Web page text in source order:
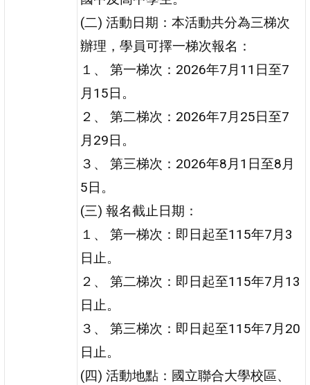
(二) 活動日期：本活動共分為三梯次
辦理，學員可擇一梯次報名：
１、 第一梯次：2026年7月11日至7
月15日。
２、 第二梯次：2026年7月25日至7
月29日。
３、 第三梯次：2026年8月1日至8月
5日。
(三) 報名截止日期：
１、 第一梯次：即日起至115年7月3
日止。
２、 第二梯次：即日起至115年7月13
日止。
３、 第三梯次：即日起至115年7月20
日止。
(四) 活動地點：國立聯合大學校區、